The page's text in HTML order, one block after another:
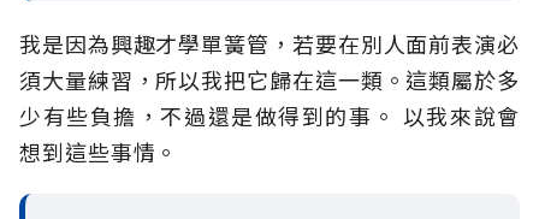
我是因為興趣才學單簧管，若要在別人面前表演必
須大量練習，所以我把它歸在這一類。這類屬於多
少有些負擔，不過還是做得到的事。 以我來說會
想到這些事情。